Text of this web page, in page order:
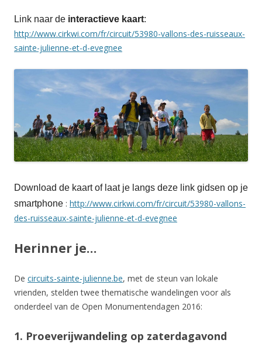
Link naar de interactieve kaart:
http://www.cirkwi.com/fr/circuit/53980-vallons-des-ruisseaux-
sainte-julienne-et-d-evegnee
Download de kaart of laat je langs deze link gidsen op je
smartphone : http://www.cirkwi.com/fr/circuit/53980-vallons-
des-ruisseaux-sainte-julienne-et-d-evegnee
Herinner je…
De circuits-sainte-julienne.be, met de steun van lokale
vrienden, stelden twee thematische wandelingen voor als
onderdeel van de Open Monumentendagen 2016:
1. Proeverijwandeling op zaterdagavond